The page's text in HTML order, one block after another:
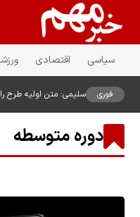
سیاسی اقتصادی
فوری سلیمی: متن اولیه طرح
دوره متوسطه